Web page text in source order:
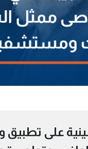
على تطبيق